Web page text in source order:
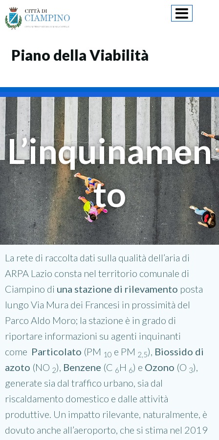
Skip
to
content
Piano della Viabilità
L’inquinamen
to
La rete di raccolta dati sulla qualità dell’aria di
ARPA Lazio consta nel territorio comunale di
Ciampino di una stazione di rilevamento posta
lungo Via Mura dei Francesi in prossimità del
Parco Aldo Moro; la stazione è in grado di
riportare informazioni su agenti inquinanti
come Particolato (PM 10 e PM 2,5), Biossido di
azoto (NO 2), Benzene (C 6H 6) e Ozono (O 3),
generate sia dal traffico urbano, sia dal
riscaldamento domestico e dalle attività
produttive. Un impatto rilevante, naturalmente, è
dovuto anche all’aeroporto, che si stima nel 2019